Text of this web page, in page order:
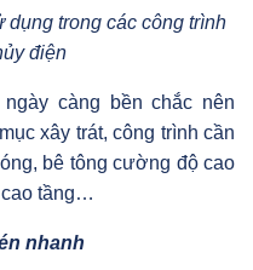
dụng trong các công trình
điện
càng bền chắc nên
xây trát, công trình cần
bê tông cường độ cao
cao tầng…
nhanh